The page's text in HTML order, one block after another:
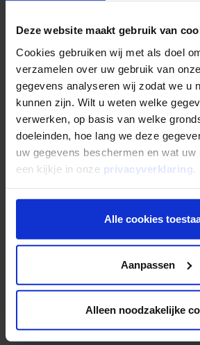
Deze website maakt gebruik van
Cookies gebruiken wij met als doel
verzamelen over uw gebruik van
gegevens analyseren wij zodat we u
kunnen zijn. Wilt u weten welke
verwerken, op basis van welke
doeleinden, hoe lang we deze
uw gegevens beschermen en wat uw
een kijkje in onze privacyverklaring
Alle cookies
Aanpassen
Alleen noodzakelijke
opgebouwd en wat u in de praktijk
uitgebreid aan bod.
Webinar bekijken
Bekijk alles
Komt het niet uit?
Maak een persoonlijke afspraak
Plan eenvoudig een afspraak in via